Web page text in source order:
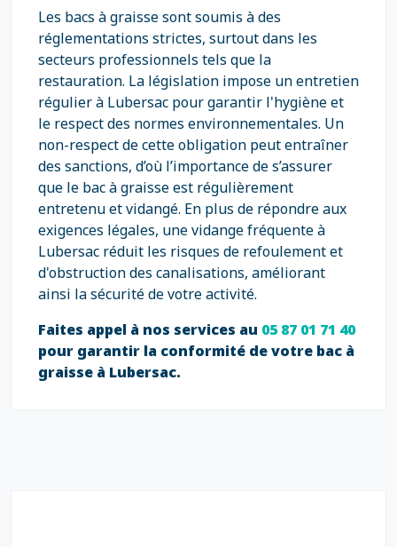
Les bacs à graisse sont soumis à des
réglementations strictes, surtout dans les
secteurs professionnels tels que la
restauration. La législation impose un entretien
régulier à Lubersac pour garantir l'hygiène et
le respect des normes environnementales. Un
non-respect de cette obligation peut entraîner
des sanctions, d’où l’importance de s’assurer
que le bac à graisse est régulièrement
entretenu et vidangé. En plus de répondre aux
exigences légales, une vidange fréquente à
Lubersac réduit les risques de refoulement et
d'obstruction des canalisations, améliorant
ainsi la sécurité de votre activité.
Faites appel à nos services au 05 87 01 71 40
pour garantir la conformité de votre bac à
graisse à Lubersac.